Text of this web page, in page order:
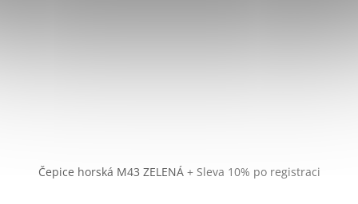
Čepice horská M43 ZELENÁ + Sleva 10% po registraci